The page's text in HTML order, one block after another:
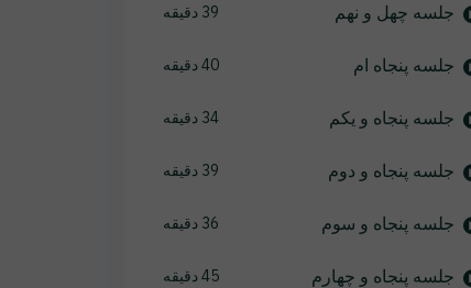
جلسه چهل و نهم 39 دقیقه
جلسه پنجاه ام 40 دقیقه
جلسه پنجاه و یکم 34 دقیقه
جلسه پنجاه و دوم 39 دقیقه
جلسه پنجاه و سوم 36 دقیقه
جلسه پنجاه و چهارم 45 دقیقه